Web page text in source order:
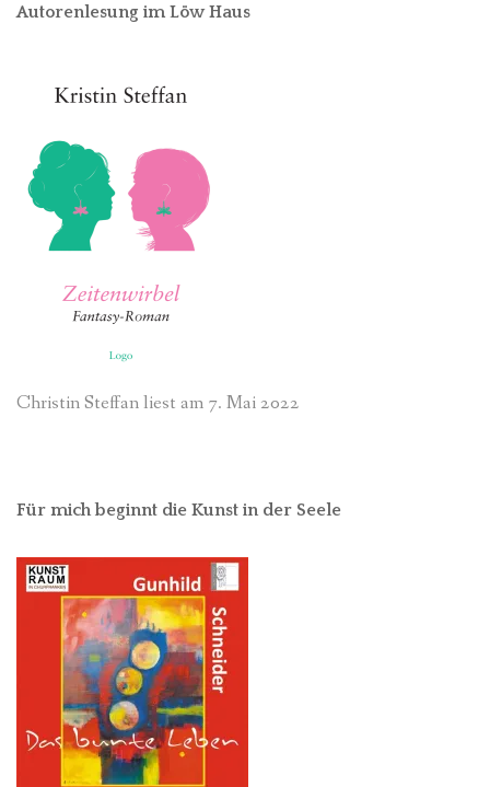
Autorenlesung im Löw Haus
Christin Steffan liest am 7. Mai 2022
Für mich beginnt die Kunst in der Seele